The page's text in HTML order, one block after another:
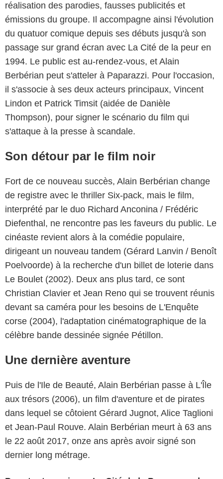
réalisation des parodies, fausses publicités et
émissions du groupe. Il accompagne ainsi l'évolution
du quatuor comique depuis ses débuts jusqu'à son
passage sur grand écran avec La Cité de la peur en
1994. Le public est au-rendez-vous, et Alain
Berbérian peut s'atteler à Paparazzi. Pour l'occasion,
il s'associe à ses deux acteurs principaux, Vincent
Lindon et Patrick Timsit (aidée de Danièle
Thompson), pour signer le scénario du film qui
s'attaque à la presse à scandale.
Son détour par le film noir
Fort de ce nouveau succès, Alain Berbérian change
de registre avec le thriller Six-pack, mais le film,
interprété par le duo Richard Anconina / Frédéric
Diefenthal, ne rencontre pas les faveurs du public. Le
cinéaste revient alors à la comédie populaire,
dirigeant un nouveau tandem (Gérard Lanvin / Benoît
Poelvoorde) à la recherche d'un billet de loterie dans
Le Boulet (2002). Deux ans plus tard, ce sont
Christian Clavier et Jean Reno qui se trouvent réunis
devant sa caméra pour les besoins de L'Enquête
corse (2004), l'adaptation cinématographique de la
célèbre bande dessinée signée Pétillon.
Une dernière aventure
Puis de l'Ile de Beauté, Alain Berbérian passe à L'Île
aux trésors (2006), un film d'aventure et de pirates
dans lequel se côtoient Gérard Jugnot, Alice Taglioni
et Jean-Paul Rouve. Alain Berbérian meurt à 63 ans
le 22 août 2017, onze ans après avoir signé son
dernier long métrage.